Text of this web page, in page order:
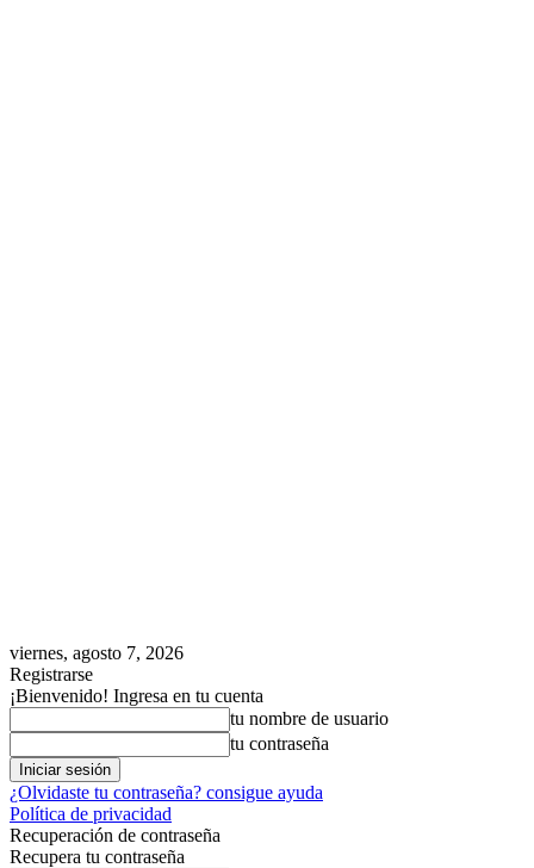
viernes, agosto 7, 2026
Registrarse
¡Bienvenido! Ingresa en tu cuenta
tu nombre de usuario
tu contraseña
¿Olvidaste tu contraseña? consigue ayuda
Política de privacidad
Recuperación de contraseña
Recupera tu contraseña